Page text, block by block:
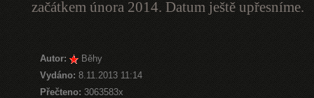
začátkem února 2014. Datum ještě upřesníme.
Autor:
Běhy
Vydáno: 8.11.2013 11:14
Přečteno: 3063583x